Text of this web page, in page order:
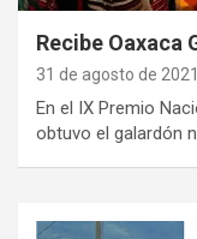
Recibe Oaxaca
31 de agosto de 2021
En el IX Premio
obtuvo el galardón